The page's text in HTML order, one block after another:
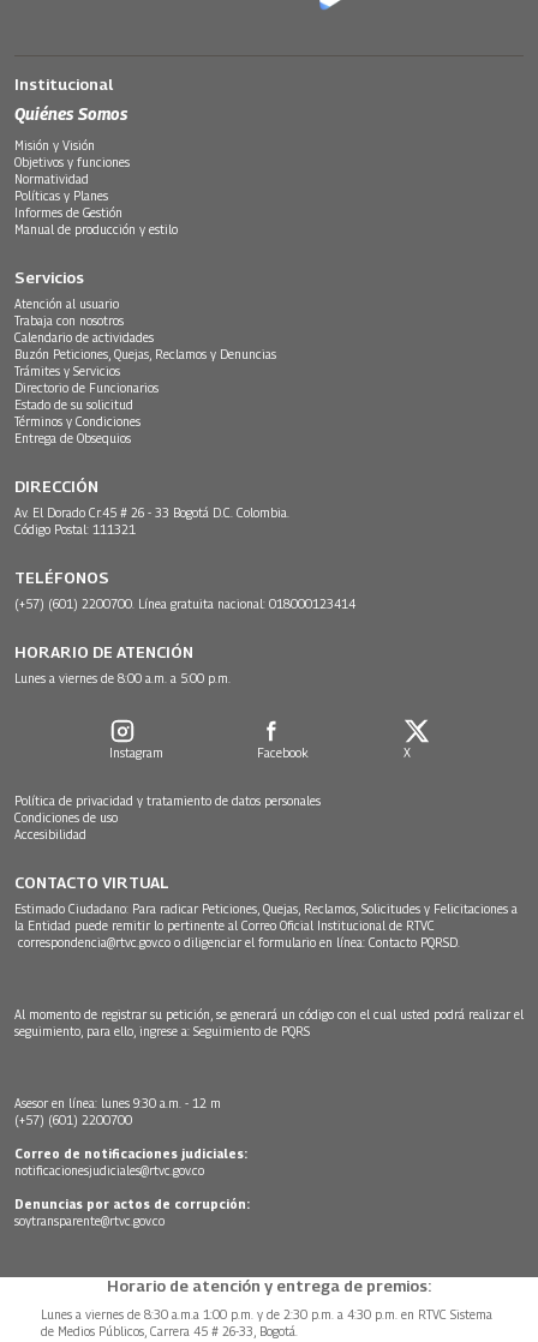
Institucional
Quiénes Somos
Misión y Visión
Objetivos y funciones
Normatividad
Políticas y Planes
Informes de Gestión
Manual de producción y estilo
Servicios
Atención al usuario
Trabaja con nosotros
Calendario de actividades
Buzón Peticiones, Quejas, Reclamos y Denuncias
Trámites y Servicios
Directorio de Funcionarios
Estado de su solicitud
Términos y Condiciones
Entrega de Obsequios
DIRECCIÓN
Av. El Dorado Cr.45 # 26 - 33 Bogotá D.C. Colombia.
Código Postal: 111321
TELÉFONOS
(+57) (601) 2200700. Línea gratuita nacional: 018000123414
HORARIO DE ATENCIÓN
Lunes a viernes de 8:00 a.m. a 5:00 p.m.
Instagram Facebook X
Política de privacidad y tratamiento de datos personales
Condiciones de uso
Accesibilidad
CONTACTO VIRTUAL
Estimado Ciudadano: Para radicar Peticiones, Quejas, Reclamos, Solicitudes y Felicitaciones a
la Entidad puede remitir lo pertinente al Correo Oficial Institucional de RTVC
correspondencia@rtvc.gov.co o diligenciar el formulario en línea: Contacto PQRSD.
Al momento de registrar su petición, se generará un código con el cual usted podrá realizar el
seguimiento, para ello, ingrese a: Seguimiento de PQRS
Asesor en línea: lunes 9:30 a.m. - 12 m
(+57) (601) 2200700
Correo de notificaciones judiciales:
notificacionesjudiciales@rtvc.gov.co
Denuncias por actos de corrupción:
soytransparente@rtvc.gov.co
Horario de atención y entrega de premios:
Lunes a viernes de 8:30 a.m.a 1:00 p.m. y de 2:30 p.m. a 4:30 p.m. en RTVC Sistema
de Medios Públicos, Carrera 45 # 26-33, Bogotá.